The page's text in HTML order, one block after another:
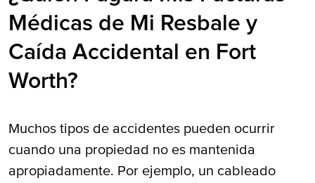
Médicas de Mi Resbale y
Caída Accidental en Fort
Worth?
Muchos tipos de accidentes pueden ocurrir
cuando una propiedad no es mantenida
apropiadamente. Por ejemplo, un cableado